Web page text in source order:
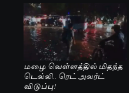
மழை வெள்ளத்தில் மிதந்த
டெல்லி.. ரெட் அலர்ட்
விடுப்பு!